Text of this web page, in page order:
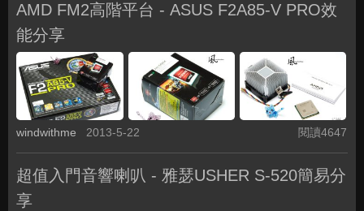
AMD FM2高階平台 - ASUS F2A85-V PRO效
能分享
windwithme 2013-5-22 閱讀4647
超值入門音響喇叭 - 雅瑟USHER S-520簡易分
享